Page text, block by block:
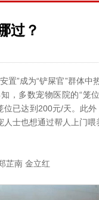
过？
”成为“铲屎官”群体中
，多数宠物医院的“笼
已达到200元/天。此
士也想通过帮人上门喂
南 金立红